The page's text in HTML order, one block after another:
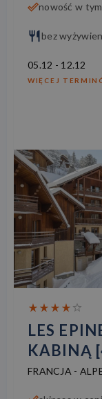
nowość w
bez
05.12 - 12.12
WIĘCEJ
LES
KABINĄ
FRANCJA -